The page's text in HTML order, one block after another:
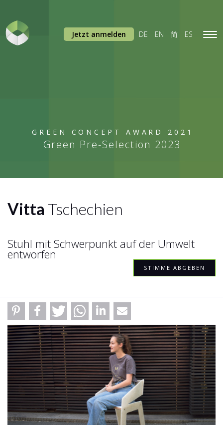
GREEN CONCEPT AWARD 2021
Green Pre-Selection 2023
Jetzt anmelden DE EN 简 ES
Vitta Tschechien
Stuhl mit Schwerpunkt auf der Umwelt
entworfen